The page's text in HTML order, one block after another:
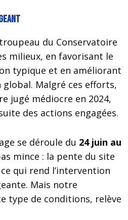
du Conservatoire
milieux, en favorisant le
typique et en améliorant
global. Malgré ces efforts,
jugé médiocre en 2024,
des actions engagées.
se déroule du 24 juin au
mince : la pente du site
qui rend l’intervention
Mais notre
type de conditions, relève